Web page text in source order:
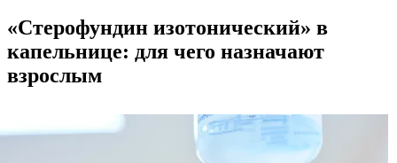
«Стерофундин изотонический» в
капельнице: для чего назначают
взрослым